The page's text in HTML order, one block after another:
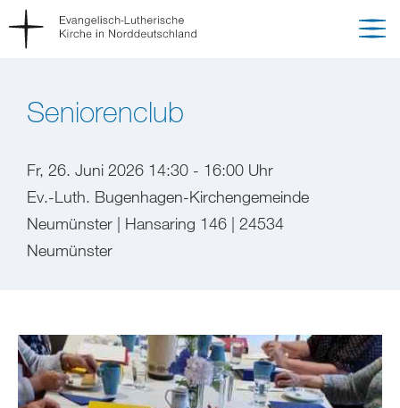
Seniorenclub
Fr, 26. Juni 2026 14:30 - 16:00 Uhr
Ev.-Luth. Bugenhagen-Kirchengemeinde
Neumünster | Hansaring 146 | 24534
Neumünster